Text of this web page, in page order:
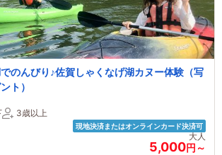
のんびり♪佐賀しゃくなげ湖カヌー体験（写
ト）
3歳以上
現地決済またはオンラインカード決済可
大人
5,000円～